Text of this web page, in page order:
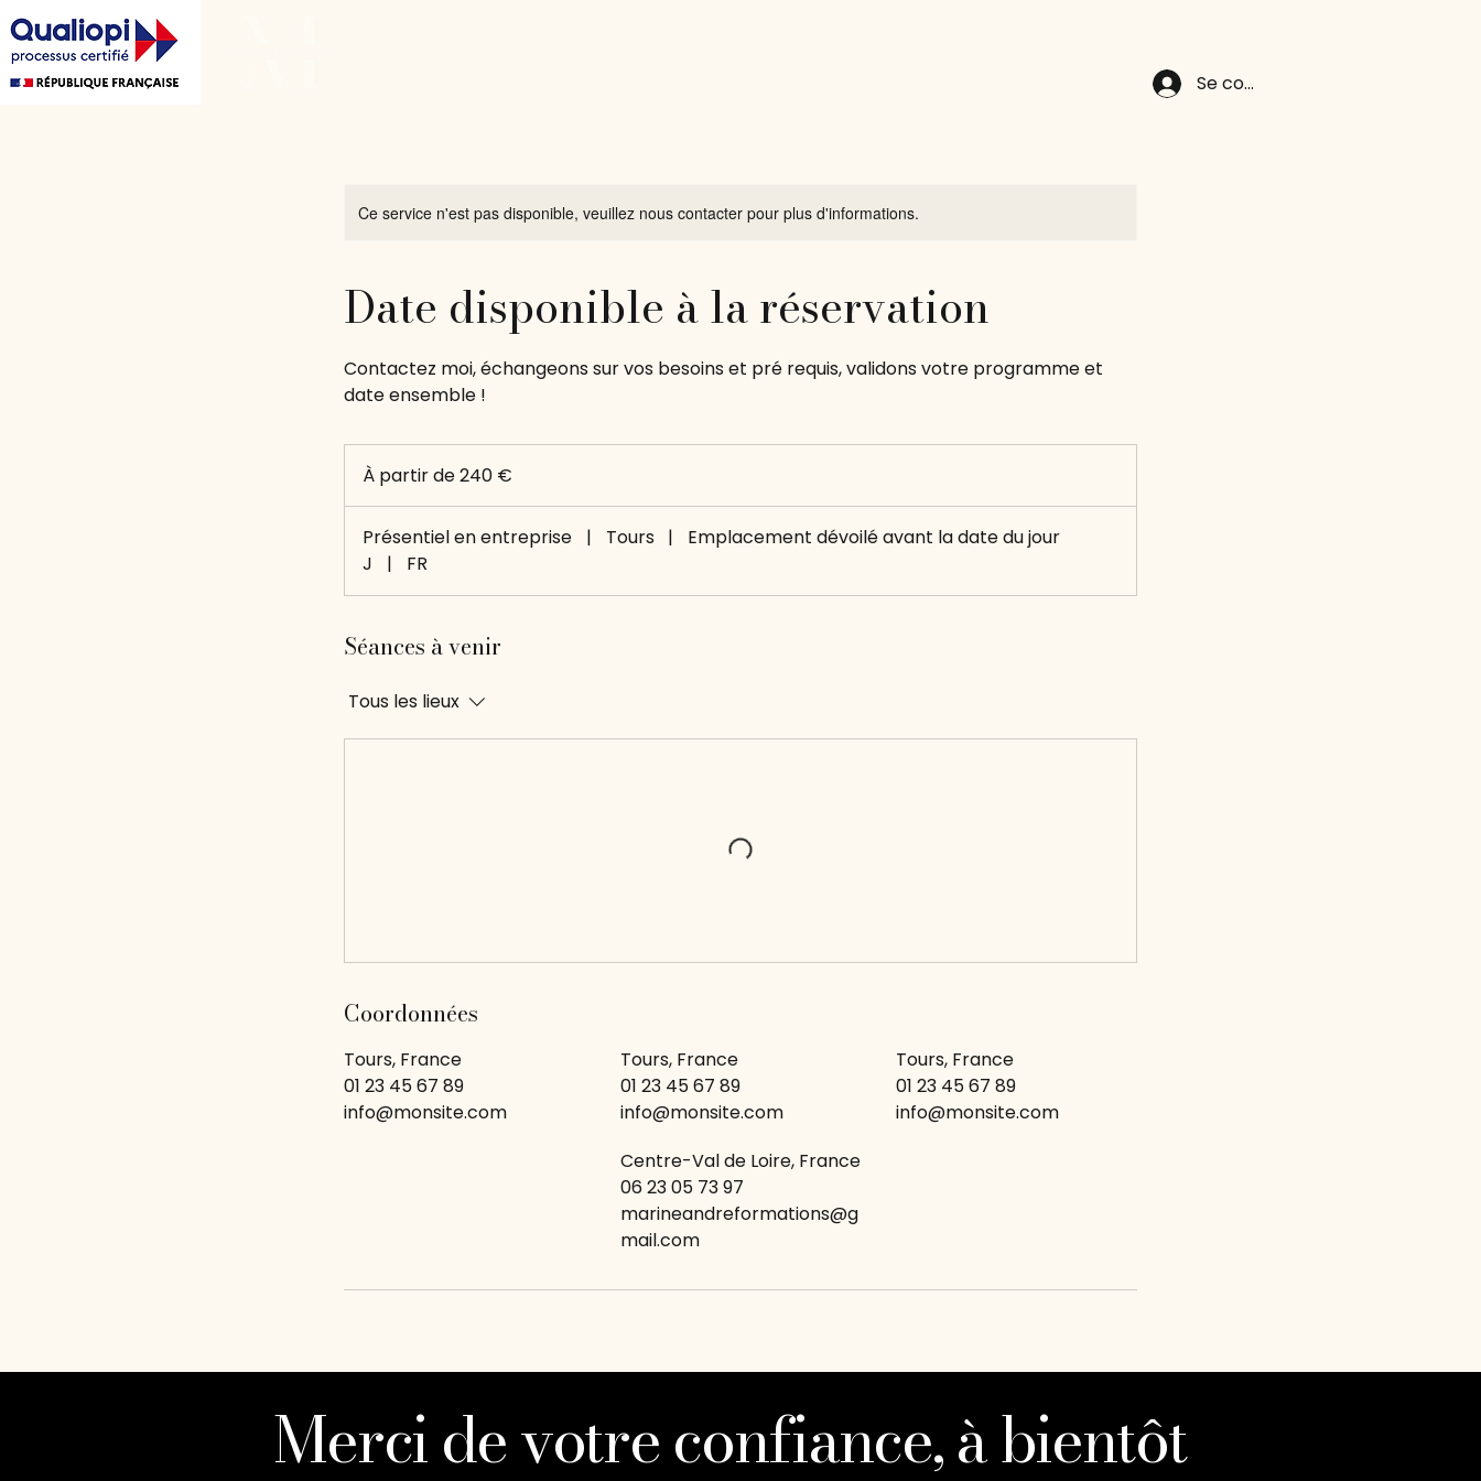
Se connecter
Ce service n'est pas disponible, veuillez nous contacter pour plus d'informations.
Date disponible à la réservation
Contactez moi, échangeons sur vos besoins et pré requis, validons votre programme et
date ensemble !
partirÀ partir de 240 €
Présentiel en entreprise | Tours |
Emplacement dévoilé avant la date du jour
J
| FR
Séances à venir
Tous les lieux
Coordonnées
Tours, France
01 23 45 67 89
info@monsite.com
Tours, France
01 23 45 67 89
info@monsite.com
Tours, France
01 23 45 67 89
info@monsite.com
Centre-Val de Loire, France
06 23 05 73 97
marineandreformations@g
mail.com
Merci de votre confiance, à bientôt